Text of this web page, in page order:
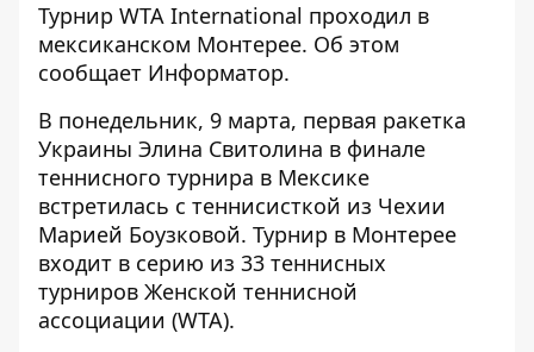
Турнир WTA International проходил в
мексиканском Монтерее. Об этом
сообщает Информатор.
В понедельник, 9 марта, первая ракетка
Украины Элина Свитолина в финале
теннисного турнира в Мексике
встретилась с теннисисткой из Чехии
Марией Боузковой. Турнир в Монтерее
входит в серию из 33 теннисных
турниров Женской теннисной
ассоциации (WTA).